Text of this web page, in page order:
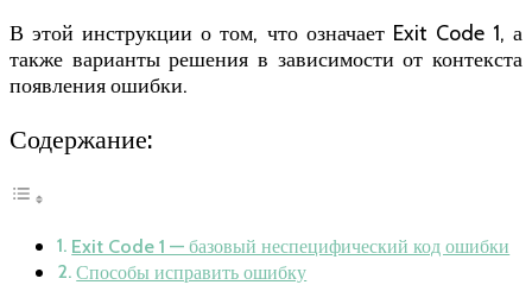
В этой инструкции о том, что означает Exit Code 1, а
также варианты решения в зависимости от контекста
появления ошибки.
Содержание:
Exit Code 1 — базовый неспецифический код ошибки
Способы исправить ошибку